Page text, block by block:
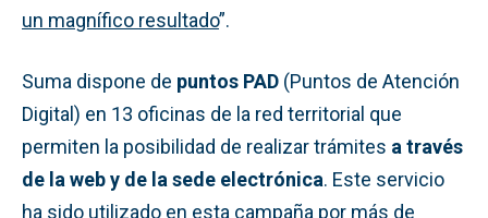
un magnífico resultado”.
Suma dispone de puntos PAD (Puntos de Atención
Digital) en 13 oficinas de la red territorial que
permiten la posibilidad de realizar trámites a través
de la web y de la sede electrónica. Este servicio
ha sido utilizado en esta campaña por más de